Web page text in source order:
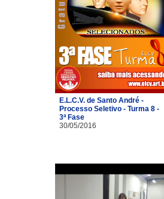
E.L.C.V. de Santo André -
Processo Seletivo - Turma 8 -
3ª Fase
30/05/2016